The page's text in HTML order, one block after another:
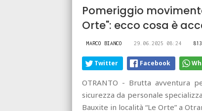
Pomeriggio
Orte": ecco cosa è
MARCO BIANCO 29.06.2025 08:24 813
Twitter Facebook
OTRANTO - Brutta avventura
sicurezza da personale
Bauxite in località “Le Orte” a